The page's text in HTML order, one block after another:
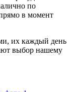
по
в момент
их каждый день
выбор нашему